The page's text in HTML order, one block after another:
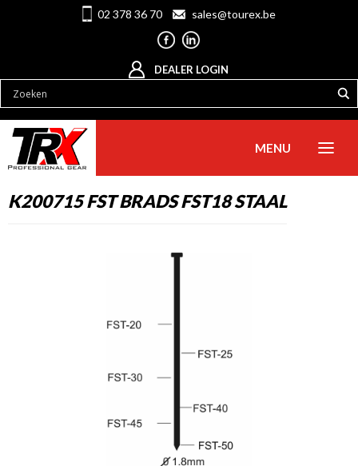
02 378 36 70 sales@tourex.be
DEALER LOGIN
MENU
K200715 FST BRADS FST18 STAAL